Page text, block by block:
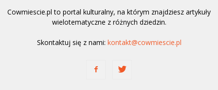
Cowmiescie.pl to portal kulturalny, na którym znajdziesz artykuły
wielotematyczne z różnych dziedzin.
Skontaktuj się z nami: kontakt@cowmiescie.pl